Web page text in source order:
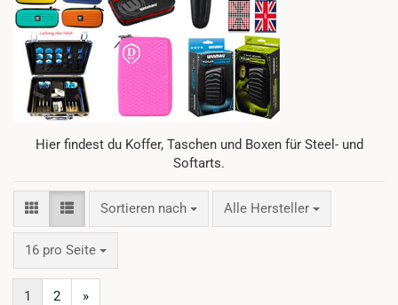
Hier findest du Koffer, Taschen und Boxen für Steel- und
Softarts.
Sortieren nach
Sortieren nach Alle Hersteller
16 pro Seite
pro Seite
1 2 »